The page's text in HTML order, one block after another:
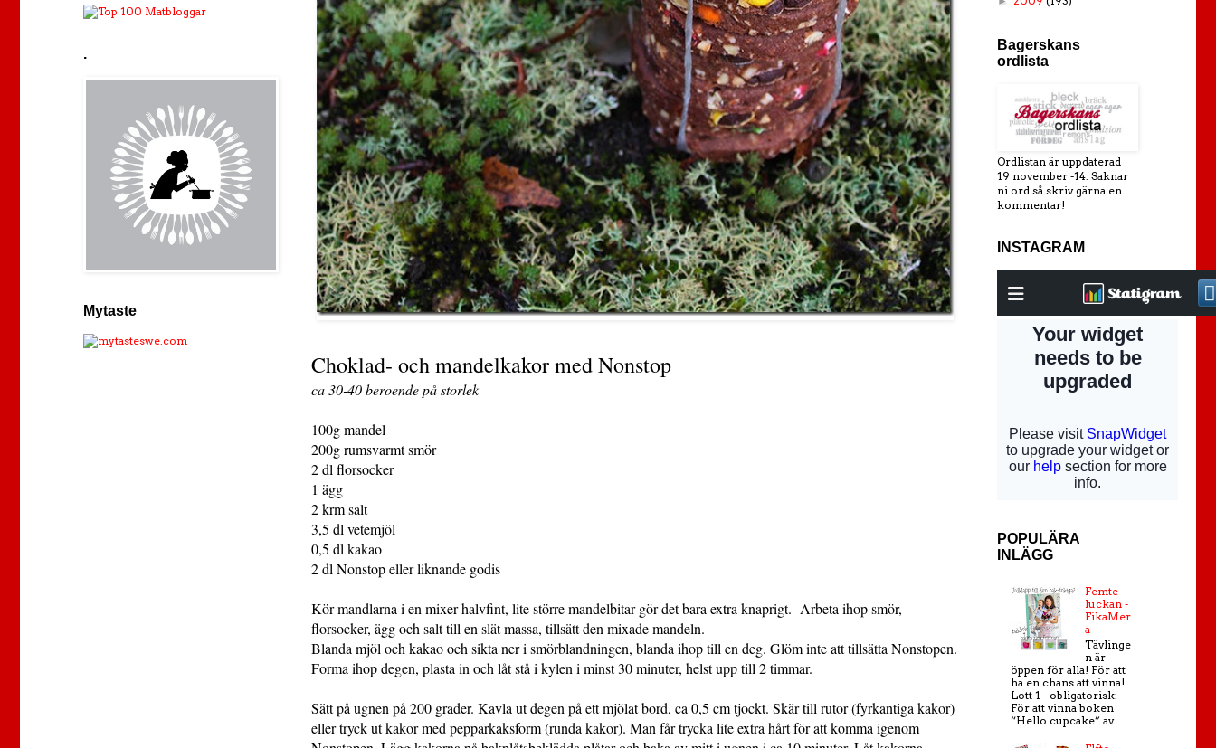
Choklad- och mandelkakor med Nonstop
ca 30-40 beroende på storlek
100g mandel
200g rumsvarmt smör
2 dl florsocker
1 ägg
2 krm salt
3,5 dl vetemjöl
0,5 dl kakao
2 dl Nonstop eller liknande godis
Kör mandlarna i en mixer halvfint, lite större mandelbitar gör det bara extra knaprigt. Arbeta ihop smör,
florsocker, ägg och salt till en slät massa, tillsätt den mixade mandeln.
Blanda mjöl och kakao och sikta ner i smörblandningen, blanda ihop till en deg. Glöm inte att tillsätta Nonstopen.
Forma ihop degen, plasta in och låt stå i kylen i minst 30 minuter, helst upp till 2 timmar.
Sätt på ugnen på 200 grader. Kavla ut degen på ett mjölat bord, ca 0,5 cm tjockt. Skär till rutor (fyrkantiga kakor)
eller tryck ut kakor med pepparkaksform (runda kakor). Man får trycka lite extra hårt för att komma igenom
.
Mytaste
Bagerskans
ordlista
Ordlistan är uppdaterad
19 november -14. Saknar
ni ord så skriv gärna en
kommentar!
INSTAGRAM
POPULÄRA
INLÄGG
Femte
luckan -
FikaMer
a
Tävlinge
n är
öppen för alla! För att
ha en chans att vinna!
Lott 1 - obligatorisk:
För att vinna boken
“Hello cupcake” av...